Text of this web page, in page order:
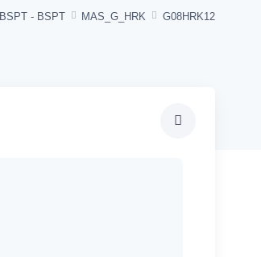
BSPT - BSPT MAS_G_HRK G08HRK12